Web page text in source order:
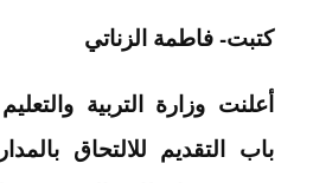
كتبت- فاطمة الزناتي
أعلنت وزارة التربية
باب التقديم للالتحاق